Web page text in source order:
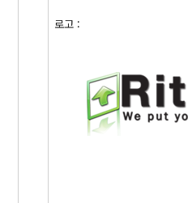
로고 :